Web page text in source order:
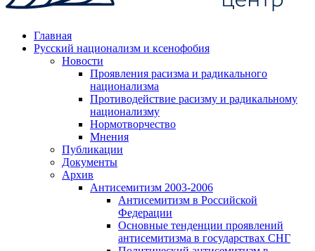
Главная
Русский национализм и ксенофобия
Новости
Проявления расизма и радикального
национализма
Противодействие расизму и радикальному
национализму
Нормотворчество
Мнения
Публикации
Документы
Архив
Антисемитизм 2003-2006
Антисемитизм в Российской
Федерации
Основные тенденции проявлений
антисемитизма в государствах СНГ